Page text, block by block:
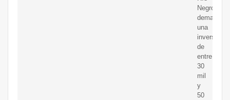
Negro
demandará
una
inversión
de
entre
30
mil
y
50